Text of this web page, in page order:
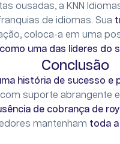
ousadas, a KNN
de idiomas. Sua
coloca-a em uma
uma das líderes do
Conclusão
história de sucesso e
suporte abrangente
de cobrança de
mantenham toda